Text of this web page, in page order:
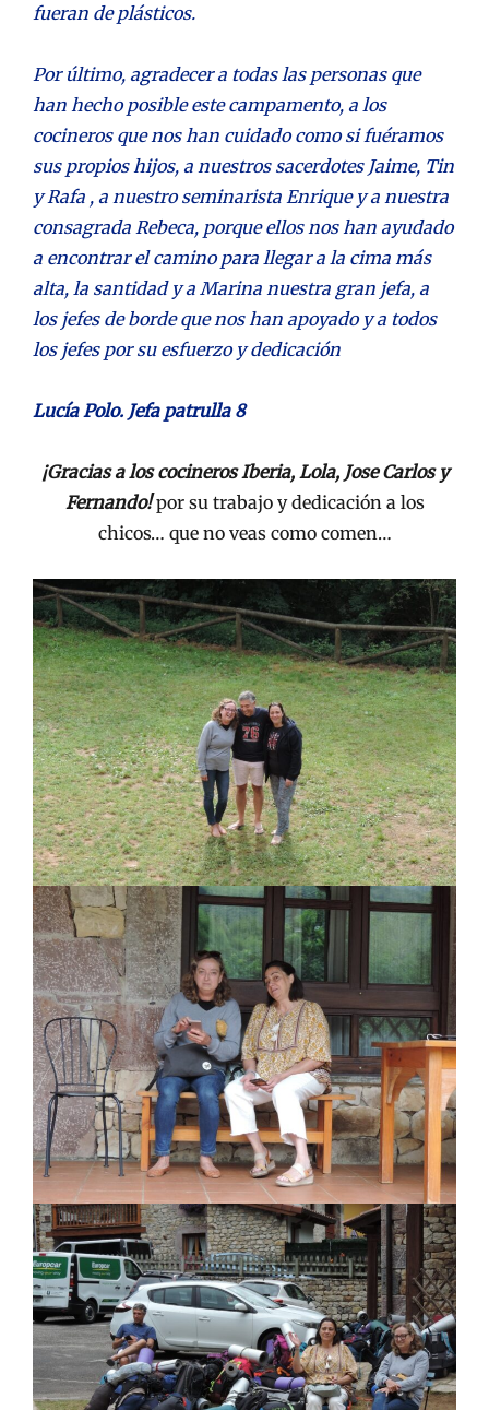
fueran de plásticos.
Por último, agradecer a todas las personas que
han hecho posible este campamento, a los
cocineros que nos han cuidado como si fuéramos
sus propios hijos, a nuestros sacerdotes Jaime, Tin
y Rafa , a nuestro seminarista Enrique y a nuestra
consagrada Rebeca, porque ellos nos han ayudado
a encontrar el camino para llegar a la cima más
alta, la santidad y a Marina nuestra gran jefa, a
los jefes de borde que nos han apoyado y a todos
los jefes por su esfuerzo y dedicación
Lucía Polo. Jefa patrulla 8
¡Gracias a los cocineros Iberia, Lola, Jose Carlos y
Fernando!por su trabajo y dedicación a los
chicos… que no veas como comen…